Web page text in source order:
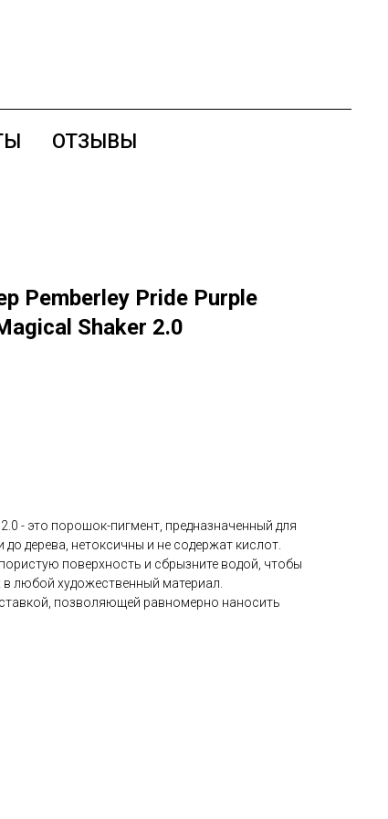
ОТЗЫВЫ
Pemberley Pride Purple
Shaker 2.0
- это порошок-пигмент, предназначенный для
дерева, нетоксичны и не содержат кислот.
поверхность и сбрызните водой, чтобы
в любой художественный материал.
позволяющей равномерно наносить